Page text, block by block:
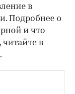
в
Подробнее о
и что
читайте в
.